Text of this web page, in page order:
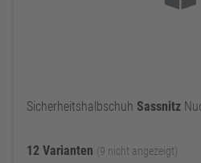
Sicherheitshalbschuh Sassnitz
12 Varianten (9 nicht angezeigt)